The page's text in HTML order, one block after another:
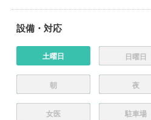
設備・対応
土曜日 日曜日
朝 夜
女医 駐車場